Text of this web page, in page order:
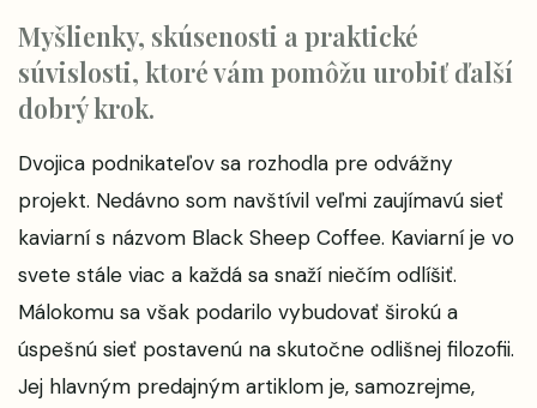
Myšlienky, skúsenosti a praktické
súvislosti, ktoré vám pomôžu urobiť ďalší
dobrý krok.
Dvojica podnikateľov sa rozhodla pre odvážny
projekt. Nedávno som navštívil veľmi zaujímavú sieť
kaviarní s názvom Black Sheep Coffee. Kaviarní je vo
svete stále viac a každá sa snaží niečím odlíšiť.
Málokomu sa však podarilo vybudovať širokú a
úspešnú sieť postavenú na skutočne odlišnej filozofii.
Jej hlavným predajným artiklom je, samozrejme,